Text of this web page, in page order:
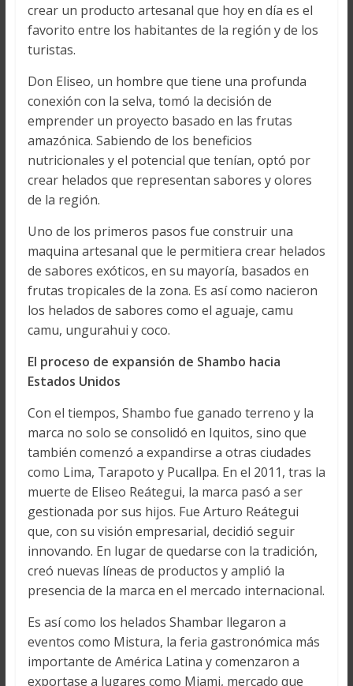
crear un producto artesanal que hoy en día es el
favorito entre los habitantes de la región y de los
turistas.
Don Eliseo, un hombre que tiene una profunda
conexión con la selva, tomó la decisión de
emprender un proyecto basado en las frutas
amazónica. Sabiendo de los beneficios
nutricionales y el potencial que tenían, optó por
crear helados que representan sabores y olores
de la región.
Uno de los primeros pasos fue construir una
maquina artesanal que le permitiera crear helados
de sabores exóticos, en su mayoría, basados en
frutas tropicales de la zona. Es así como nacieron
los helados de sabores como el aguaje, camu
camu, ungurahui y coco.
El proceso de expansión de Shambo hacia
Estados Unidos
Con el tiempos, Shambo fue ganado terreno y la
marca no solo se consolidó en Iquitos, sino que
también comenzó a expandirse a otras ciudades
como Lima, Tarapoto y Pucallpa. En el 2011, tras la
muerte de Eliseo Reátegui, la marca pasó a ser
gestionada por sus hijos. Fue Arturo Reátegui
que, con su visión empresarial, decidió seguir
innovando. En lugar de quedarse con la tradición,
creó nuevas líneas de productos y amplió la
presencia de la marca en el mercado internacional.
Es así como los helados Shambar llegaron a
eventos como Mistura, la feria gastronómica más
importante de América Latina y comenzaron a
exportase a lugares como Miami, mercado que